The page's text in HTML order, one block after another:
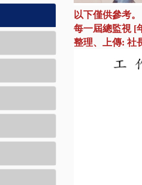
以下僅供參考。
每一屆總監視 [
整理、上傳: 社